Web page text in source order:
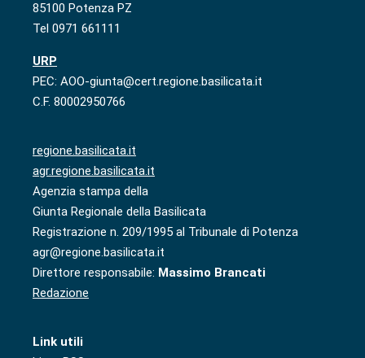
85100 Potenza PZ
Tel 0971 661111
URP
PEC: AOO-giunta@cert.regione.basilicata.it
C.F. 80002950766
regione.basilicata.it
agr.regione.basilicata.it
Agenzia stampa della
Giunta Regionale della Basilicata
Registrazione n. 209/1995 al Tribunale di Potenza
agr@regione.basilicata.it
Direttore responsabile: Massimo Brancati
Redazione
Link utili